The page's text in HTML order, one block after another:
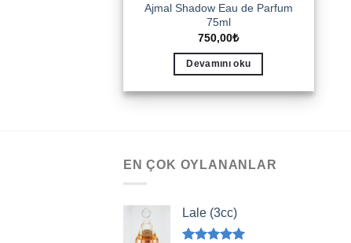
Ajmal Shadow Eau de Parfum
75ml
750,00₺
Devamını oku
EN ÇOK OYLANANLAR
Lale (3cc)